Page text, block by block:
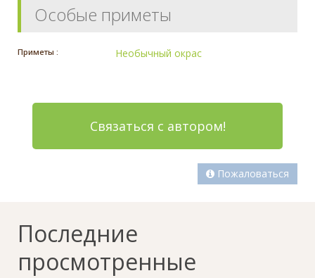
Особые приметы
Приметы : Необычный окрас
Связаться с автором!
Пожаловаться
Последние
просмотренные